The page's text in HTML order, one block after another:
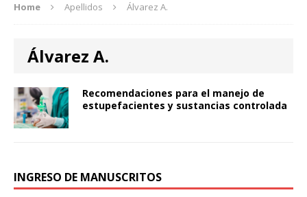
Home Apellidos Álvarez A.
Álvarez A.
Recomendaciones para el manejo de
estupefacientes y sustancias controlada
INGRESO DE MANUSCRITOS